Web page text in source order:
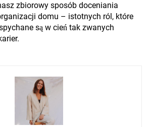
zbiorowy sposób doceniania
domu – istotnych ról, które
są w cień tak zwanych